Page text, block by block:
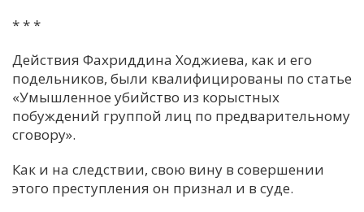
* * *
Действия Фахриддина Ходжиева, как и его
подельников, были квалифицированы по статье
«Умышленное убийство из корыстных
побуждений группой лиц по предварительному
сговору».
Как и на следствии, свою вину в совершении
этого преступления он признал и в суде.